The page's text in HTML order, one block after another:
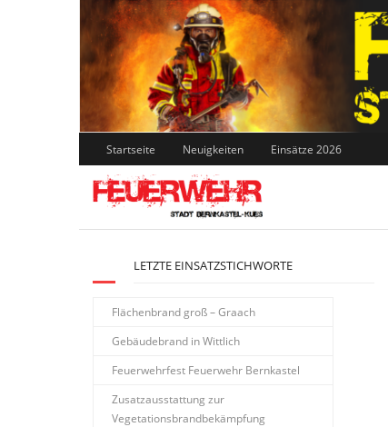
Skip
to
content
Startseite Neuigkeiten Einsätze 2026
LETZTE EINSATZSTICHWORTE
Flächenbrand groß – Graach
Gebäudebrand in Wittlich
Feuerwehrfest Feuerwehr Bernkastel
Zusatzausstattung zur
Vegetationsbrandbekämpfung